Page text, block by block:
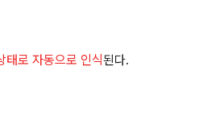
태로 자동으로 인식된다.